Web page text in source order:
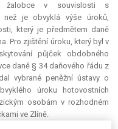
žalobce v souvislosti s
je obvyklá výše úroků,
který je předmětem daně
Pro zjištění úroku, který byl v
půjček obdobného
daně § 34 daňového řádu z
vybrané peněžní ústavy o
úroku hotovostních
osobám v rozhodném
ve Zlíně.